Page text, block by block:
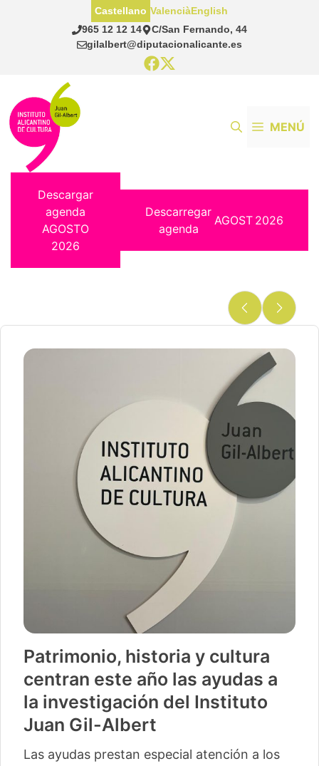
965 12 12 14
C/San Fernando, 44
gilalbert@diputacionalicante.es
Castellano ValenciàEnglish
MENÚ
Descargar
agenda
AGOSTO
2026
Descarregar
agenda
AGOST 2026
Patrimonio, historia y cultura
centran este año las ayudas a
la investigación del Instituto
Juan Gil-Albert
Las ayudas prestan especial atención a los